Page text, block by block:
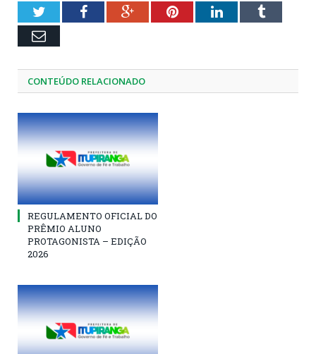
TwitterFacebookGoogle+PinterestLinkedInTumblr
Email
CONTEÚDO RELACIONADO
REGULAMENTO OFICIAL DO
PRÊMIO ALUNO
PROTAGONISTA – EDIÇÃO
2026